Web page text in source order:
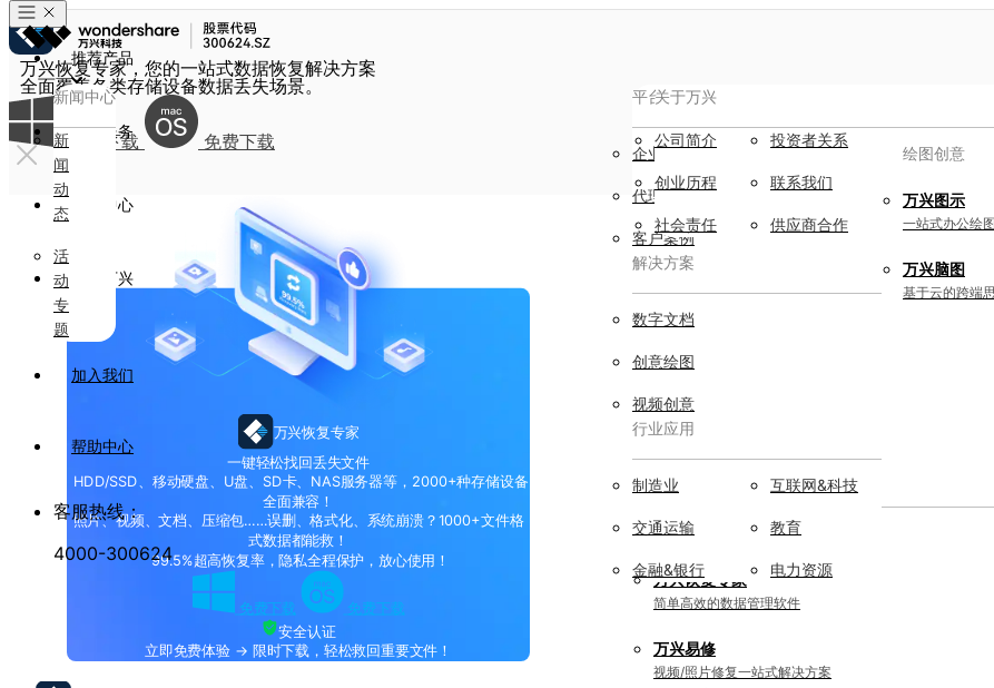
万兴恢复专家，您的一站式数据恢复解决方案
全面覆盖各类存储设备数据丢失场景。
免费下载 免费下载
万兴恢复专家
一键轻松找回丢失文件
HDD/SSD、移动硬盘、U盘、SD卡、NAS服务器等，2000+种存储设备
全面兼容！
照片、视频、文档、压缩包……误删、格式化、系统崩溃？1000+文件格
式数据都能救！
99.5%超高恢复率，隐私全程保护，放心使用！
免费下载
免费下载
安全认证
立即免费体验 → 限时下载，轻松救回重要文件！
推荐产品
AIGC数字创意
视频创意
万兴剧厂
AI驱动的一站式精品影视内容创作平
台
万兴喵影
AI赋能，你也是剪辑大师
万兴天幕
Wondershare SelfyzAI
绘图创意
万兴图示
一站式办公绘
万兴脑图
基于云的跨端
实用工具
实用工具
万兴恢复专家
简单高效的数据管理软件
万兴易修
视频/照片修复一站式解决方案
政企服务
平台服务
企业用户
代理商
客户案例
解决方案
数字文档
创意绘图
视频创意
行业应用
制造业
交通运输
金融&银行
互联网&科技
教育
电力资源
新闻中心
新闻中心
新
闻
动
态
活
动
专
题
关于万兴
关于万兴
公司简介
创业历程
社会责任
投资者关系
联系我们
供应商合作
加入我们
帮助中心
客服热线：
4000-300624